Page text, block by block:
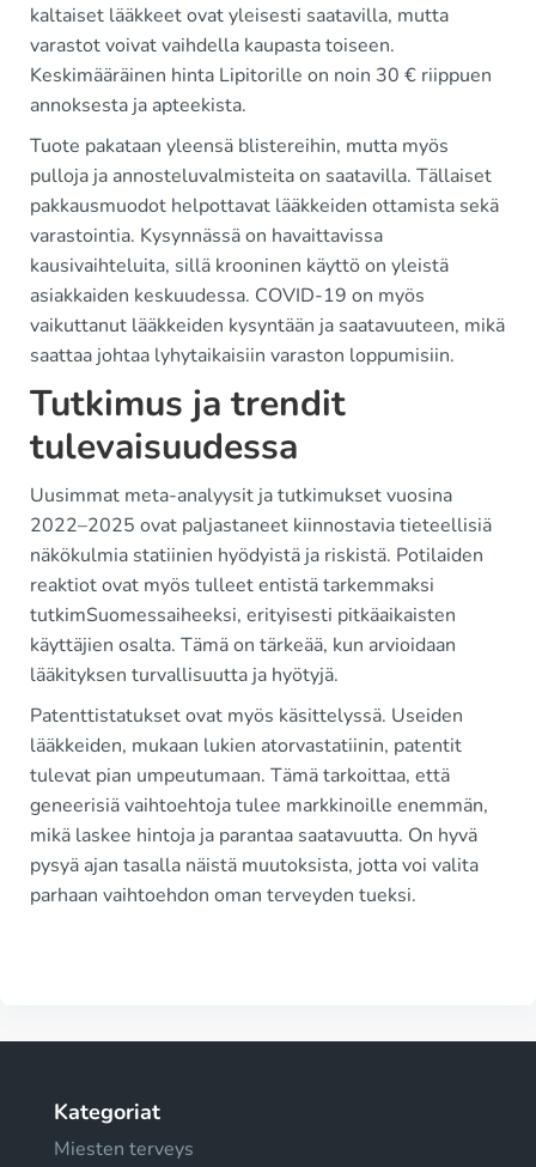
kaltaiset lääkkeet ovat yleisesti saatavilla, mutta
varastot voivat vaihdella kaupasta toiseen.
Keskimääräinen hinta Lipitorille on noin 30 € riippuen
annoksesta ja apteekista.
Tuote pakataan yleensä blistereihin, mutta myös
pulloja ja annosteluvalmisteita on saatavilla. Tällaiset
pakkausmuodot helpottavat lääkkeiden ottamista sekä
varastointia. Kysynnässä on havaittavissa
kausivaihteluita, sillä krooninen käyttö on yleistä
asiakkaiden keskuudessa. COVID-19 on myös
vaikuttanut lääkkeiden kysyntään ja saatavuuteen, mikä
saattaa johtaa lyhytaikaisiin varaston loppumisiin.
Tutkimus ja trendit
tulevaisuudessa
Uusimmat meta-analyysit ja tutkimukset vuosina
2022–2025 ovat paljastaneet kiinnostavia tieteellisiä
näkökulmia statiinien hyödyistä ja riskistä. Potilaiden
reaktiot ovat myös tulleet entistä tarkemmaksi
tutkimSuomessaiheeksi, erityisesti pitkäaikaisten
käyttäjien osalta. Tämä on tärkeää, kun arvioidaan
lääkityksen turvallisuutta ja hyötyjä.
Patenttistatukset ovat myös käsittelyssä. Useiden
lääkkeiden, mukaan lukien atorvastatiinin, patentit
tulevat pian umpeutumaan. Tämä tarkoittaa, että
geneerisiä vaihtoehtoja tulee markkinoille enemmän,
mikä laskee hintoja ja parantaa saatavuutta. On hyvä
pysyä ajan tasalla näistä muutoksista, jotta voi valita
parhaan vaihtoehdon oman terveyden tueksi.
Kategoriat
Miesten terveys